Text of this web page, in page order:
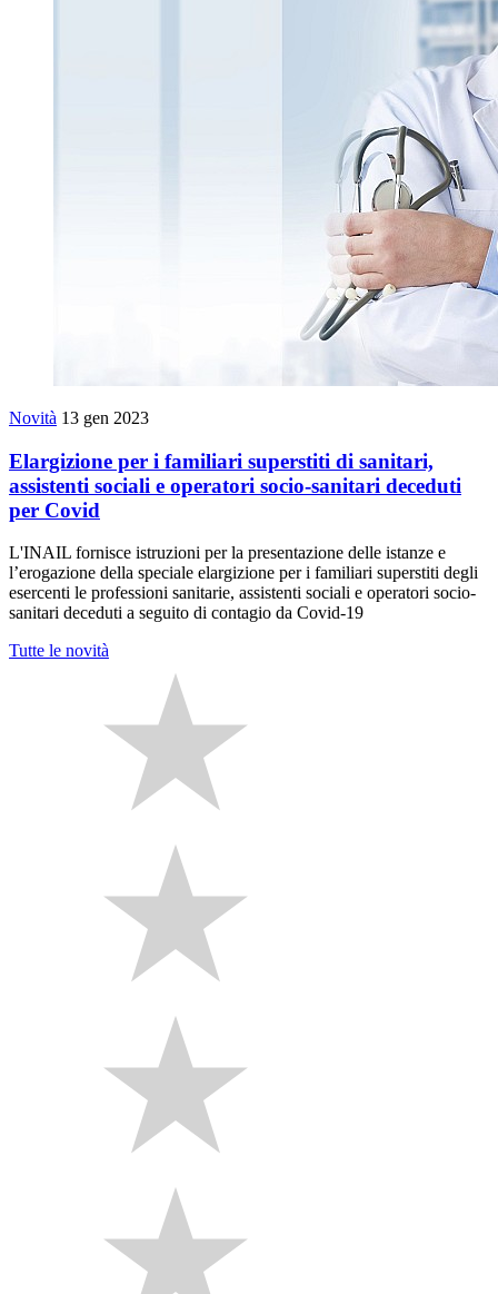
Novità 13 gen 2023
Elargizione per i familiari superstiti di sanitari,
assistenti sociali e operatori socio-sanitari deceduti
per Covid
L'INAIL fornisce istruzioni per la presentazione delle istanze e
l’erogazione della speciale elargizione per i familiari superstiti degli
esercenti le professioni sanitarie, assistenti sociali e operatori socio-
sanitari deceduti a seguito di contagio da Covid-19
Tutte le novità